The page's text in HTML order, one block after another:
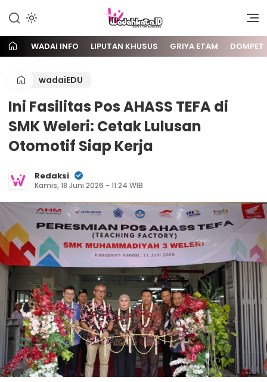
Wadai
Gaya Etam Bersuara
WADAI INFO LIPUTAN KHUSUS GRIYA ETAM DOMPET
wadaiEDU
Ini Fasilitas Pos AHASS TEFA di
SMK Weleri: Cetak Lulusan
Otomotif Siap Kerja
Redaksi
Kamis, 18 Juni 2026 - 11:24 WIB